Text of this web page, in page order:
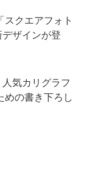
スクエアフォト
デザインが登
気カリグラフ
めの書き下ろし